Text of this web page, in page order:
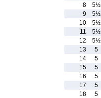
8
5½
9
5½
10
5½
11
5½
12
5½
13
5
14
5
15
5
16
5
17
5
18
5